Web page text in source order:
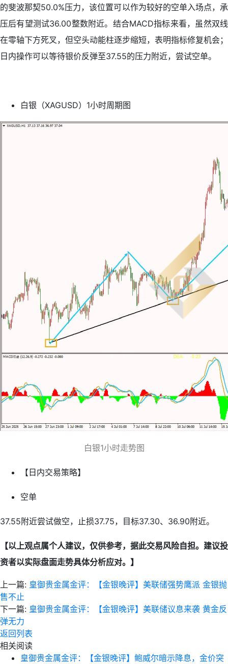
的斐波那契50.0%压力，该位置可以作为较好的空单入场点，承
压后有望测试36.00整数附近。结合MACD指标来看，虽然双线
在零轴下方死叉，但空头动能柱逐步缩短，表明指标修复机会；
日内操作可以等待银价反弹至37.55的压力附近，尝试空单。
白银（XAGUSD）1小时周期图
白银1小时走势图
【日内交易策略】
空单
37.55附近尝试做空，止损37.75，目标37.30、36.90附近。
【以上观点属个人建议，仅供参考，据此交易风险自担。建议投
资者以实际盘面走势具体分析应对。】
上一篇: 皇御贵金属金评：【金银晚评】美联储强势鹰派 金银抛
售不止
下一篇: 皇御贵金属金评：【金银晚评】美联储议息来袭 黄金反
弹无力
返回列表
相关阅读
皇御贵金属金评：【金银晚评】鲍威尔暗示降息，金价突